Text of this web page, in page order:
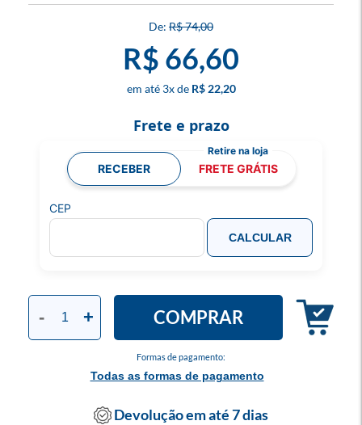
R$ 74,00
R$ 66,60
3x R$ 22,20
Formas de pagamento:
Todas as formas de pagamento
- + COMPRAR
Frete e prazo
RECEBER FRETE GRÁTIS
CEP
CALCULAR
Devolução em até 7 dias